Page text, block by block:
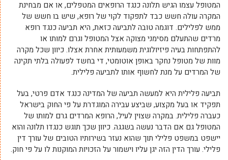
המטופל עצמו הגיש תלונה כנגד הרופאים המטפלים, או אם מבחינת
המקרה עולה חשש כבד לתפקוד לקוי של רופא, שיש בו חשש של
ממש לפלילים. דוגמה טובה לתביעה כזאת, היא תביעה כנגד רופא
מרדים שהתעלם מסימני מצוקה אצל המטופל וגרם למותו או
להתפתחות בעיה פיזיולוגית משמעותית אחרת אצלו. כיוון שכל מקרה
מוות של מטופל נחקר באופן אוטומטי, די בחשד לפעולה בלתי תקינה
של המרדים על מנת לחשוף אותו לתביעה פלילית.
תביעה פלילית היא למעשה תביעה של המדינה כנגד אדם פרטי, בעל
תפקיד או בעל מקצוע, שביצע עבירה המוגדרת על פי החוק בישראל
כעברה פלילית. במקרה שצוין לעיל, הרופא המרדים גרם למותו של
המטופל גם אם הדבר נעשה בשגגה. כיוון שכך תוגש כנגדו תלונה והוא
יישפט במשפט פלילי תוך שהוא נעזר בשירותיו הטובים של עורך דין
פלילי. עורך הדין הזה יגן עליו וישמור על הזכויות המוקנות לו על פי חוק.